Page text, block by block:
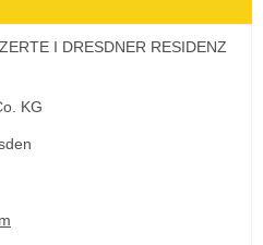
I DRESDNER RESIDENZ
KG